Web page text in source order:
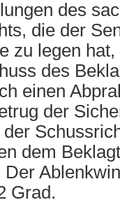
des
die der
zu legen
des
einen
der
dem
Grad.